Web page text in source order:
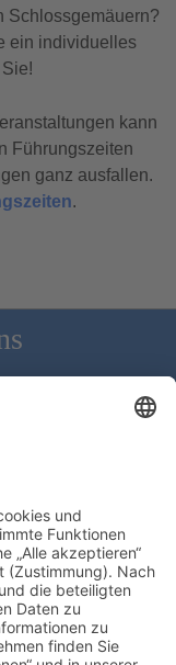
Schlossgemäuern?
ein individuelles
kann
Führungszeiten
ganz ausfallen.
.
07626/237 | E-
um den
laden!
eines
Aktivitäten
durch und